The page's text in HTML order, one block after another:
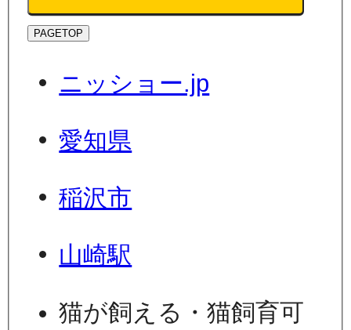
PAGETOP
ニッショー.jp
愛知県
稲沢市
山崎駅
猫が飼える・猫飼育可